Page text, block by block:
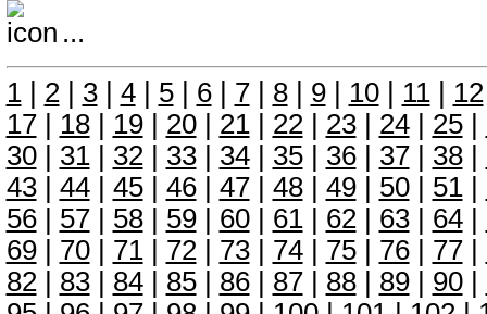
...
1| 2| 3| 4| 5| 6| 7| 8| 9| 10| 11| 12
17| 18| 19| 20| 21| 22| 23| 24| 25|
30| 31| 32| 33| 34| 35| 36| 37| 38|
43| 44| 45| 46| 47| 48| 49| 50| 51|
56| 57| 58| 59| 60| 61| 62| 63| 64|
69| 70| 71| 72| 73| 74| 75| 76| 77|
82| 83| 84| 85| 86| 87| 88| 89| 90|